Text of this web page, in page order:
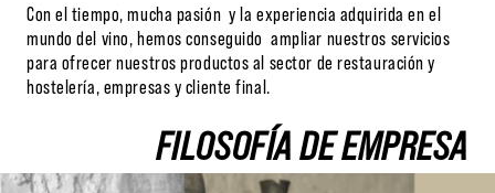
Con el tiempo, mucha pasión y la experiencia adquirida en el
mundo del vino, hemos conseguido ampliar nuestros servicios
para ofrecer nuestros productos al sector de restauración y
hostelería, empresas y cliente final.
FILOSOFÍA DE EMPRESA